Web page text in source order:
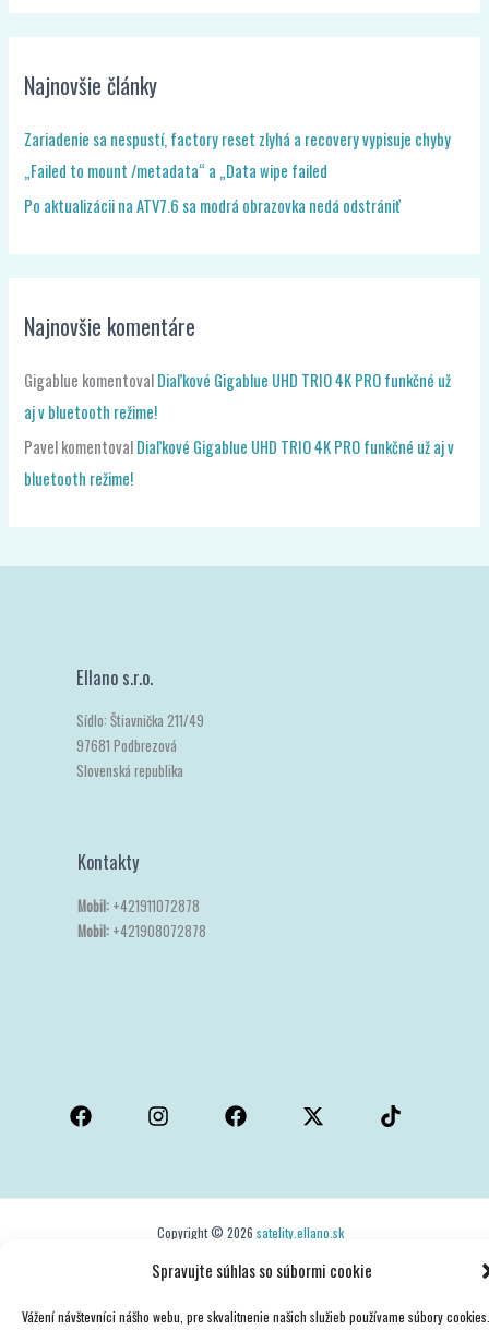
Spravujte súhlas so súbormi cookie
Vážení návštevníci nášho webu, pre skvalitnenie našich služieb používame súbory cookies.
Najnovšie články
Zariadenie sa nespustí, factory reset zlyhá a recovery vypisuje chyby
„Failed to mount /metadata“ a „Data wipe failed
Po aktualizácii na ATV7.6 sa modrá obrazovka nedá odstrániť
Najnovšie komentáre
Gigablue komentovalDiaľkové Gigablue UHD TRIO 4K PRO funkčné už
aj v bluetooth režime!
PavelkomentovalDiaľkové Gigablue UHD TRIO 4K PRO funkčné už aj v
bluetooth režime!
Ellano s.r.o.
Sídlo: Štiavnička 211/49
97681 Podbrezová
Slovenská republika
Kontakty
Mobil: +421911072878
Mobil: +421908072878
Copyright © 2026 satelity.ellano.sk